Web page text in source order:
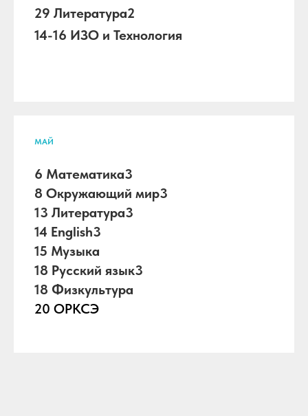
29 Литература2
14-16 ИЗО и Технология
МАЙ
6 Математика3
8 Окружающий мир3
13 Литература3
14 English3
15 Музыка
18 Русский язык3
18 Физкультура
20 ОРКСЭ